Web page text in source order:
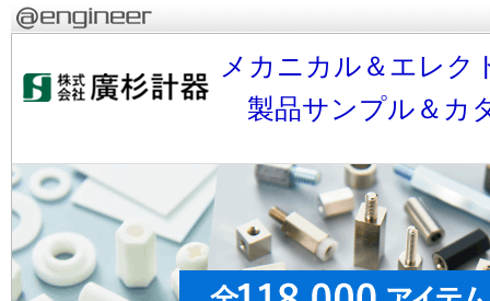
メカニカル＆エレ
製品サンプル＆カ